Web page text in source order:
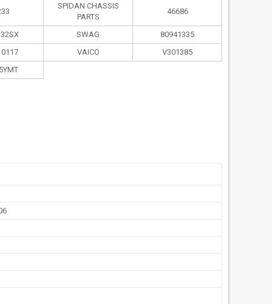
SPIDAN CHASSIS
PARTS
46686
SWAG
80941335
VAICO
V301385